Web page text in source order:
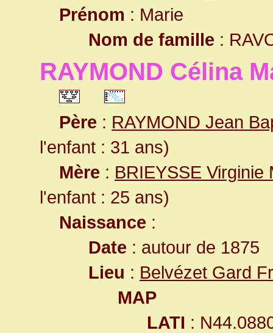
Prénom : Marie
Nom de famille :
RAYMOND Célina
Père : RAYMOND Jean
l'enfant : 31 ans)
Mère : BRIEYSSE Virginie
l'enfant : 25 ans)
Naissance :
Date : autour de 1875
Lieu : Belvézet Gard
MAP
LATI :